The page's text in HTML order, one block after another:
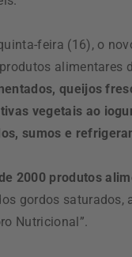
feira (16), o
alimentares
queijos
vegetais ao
sumos e
2000 produtos
gordos saturados,
Nutricional”.